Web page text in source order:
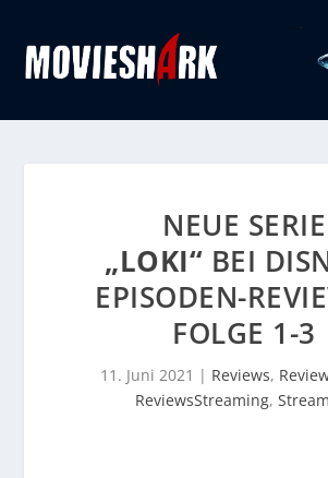
NEUE SERIE
„LOKI“ BEI
EPISODEN-
FOLGE 1-3
11. Juni 2021 | Reviews,
ReviewsStreaming,